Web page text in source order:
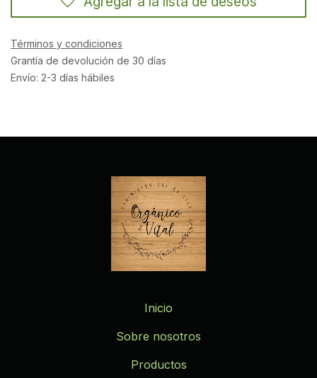
Términos y condiciones
Grantía de devolución de 30 días
Envío: 2-3 días hábiles
Inicio
Sobre nosotros
Productos